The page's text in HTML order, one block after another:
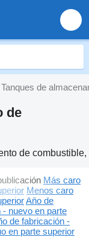
Tanques de
de
de
Más caro
Menos caro
Año de
- nuevo en parte
de fabricación -
en parte superior